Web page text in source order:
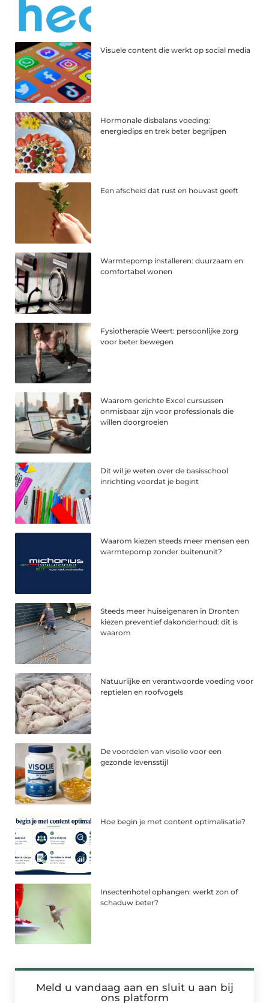
Visuele content die werkt op social media
Hormonale disbalans voeding:
energiedips en trek beter begrijpen
Een afscheid dat rust en houvast geeft
Warmtepomp installeren: duurzaam en
comfortabel wonen
Fysiotherapie Weert: persoonlijke zorg
voor beter bewegen
Waarom gerichte Excel cursussen
onmisbaar zijn voor professionals die
willen doorgroeien
Dit wil je weten over de basisschool
inrichting voordat je begint
Waarom kiezen steeds meer mensen een
warmtepomp zonder buitenunit?
Steeds meer huiseigenaren in Dronten
kiezen preventief dakonderhoud: dit is
waarom
Natuurlijke en verantwoorde voeding voor
reptielen en roofvogels
De voordelen van visolie voor een
gezonde levensstijl
Hoe begin je met content optimalisatie?
Insectenhotel ophangen: werkt zon of
schaduw beter?
Meld u vandaag aan en sluit u aan bij
ons platform